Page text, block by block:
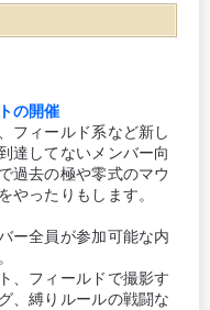
の開催
フィールド系など新し
達してないメンバー向
過去の極や零式のマウ
やったりもします。
ー全員が参加可能な内
、フィールドで撮影す
、縛りルールの戦闘な